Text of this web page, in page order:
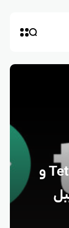
تتر چیست؟ بررسی Tether و